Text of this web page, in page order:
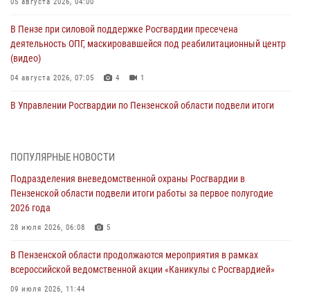
05 августа 2026, 04:00
В Пензе при силовой поддержке Росгвардии пресечена
деятельность ОПГ, маскировавшейся под реабилитационный центр
(видео)
04 августа 2026, 07:05 4 1
В Управлении Росгвардии по Пензенской области подвели итоги
День ВДВ в Пензе
В Пензе сотрудники Росгвардии задержали мужчину, который
дома
03 августа 2026, 05:59
ПОПУЛЯРНЫЕ НОВОСТИ
Подразделения вневедомственной охраны Росгвардии в
Пензенской области подвели итоги работы за первое полугодие
2026 года
28 июля 2026, 06:08 5
В Пензенской области продолжаются мероприятия в рамках
всероссийской ведомственной акции «Каникулы с Росгвардией»
09 июля 2026, 11:44